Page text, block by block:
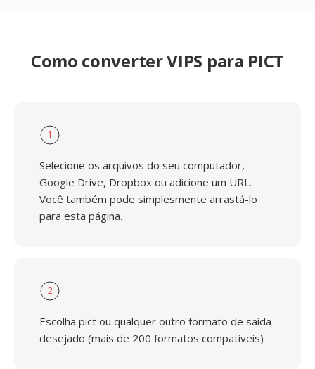
Como converter VIPS para PICT
1
Selecione os arquivos do seu computador,
Google Drive, Dropbox ou adicione um URL.
Você também pode simplesmente arrastá-lo
para esta página.
2
Escolha pict ou qualquer outro formato de saída
desejado (mais de 200 formatos compatíveis)